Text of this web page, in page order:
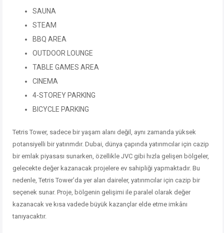
SAUNA
STEAM
BBQ AREA
OUTDOOR LOUNGE
TABLE GAMES AREA
CINEMA
4-STOREY PARKING
BICYCLE PARKING
Tetris Tower, sadece bir yaşam alanı değil, aynı zamanda yüksek
potansiyelli bir yatırımdır. Dubai, dünya çapında yatırımcılar için cazip
bir emlak piyasası sunarken, özellikle JVC gibi hızla gelişen bölgeler,
gelecekte değer kazanacak projelere ev sahipliği yapmaktadır. Bu
nedenle, Tetris Tower’da yer alan daireler, yatırımcılar için cazip bir
seçenek sunar. Proje, bölgenin gelişimi ile paralel olarak değer
kazanacak ve kısa vadede büyük kazançlar elde etme imkânı
tanıyacaktır.